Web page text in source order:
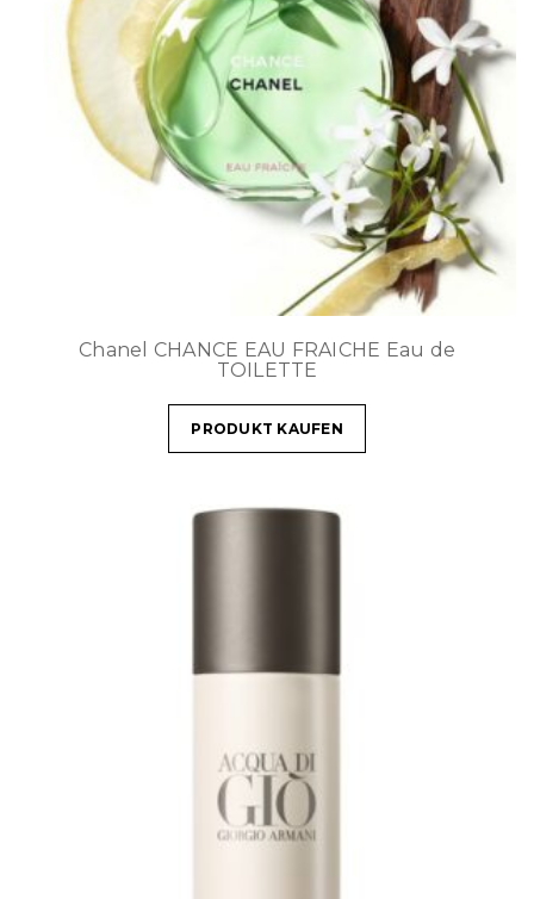
Chanel CHANCE EAU FRAICHE Eau de
TOILETTE
PRODUKT KAUFEN